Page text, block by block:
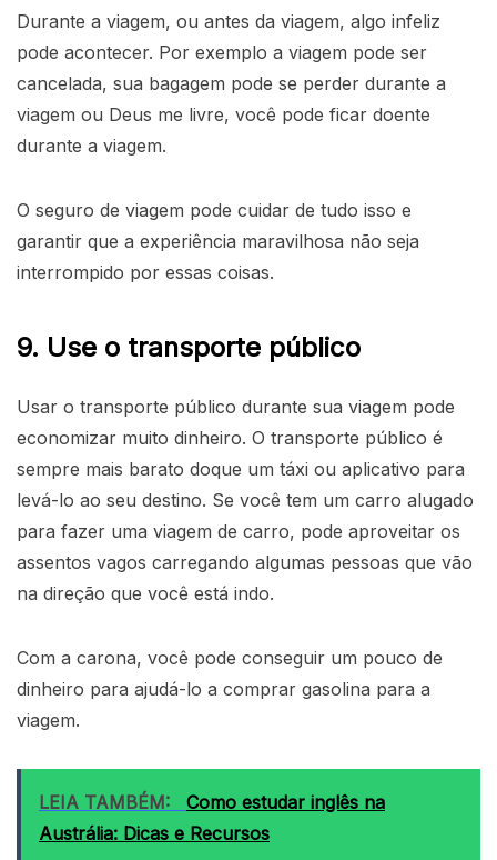
Durante a viagem, ou antes da viagem, algo infeliz
pode acontecer. Por exemplo a viagem pode ser
cancelada, sua bagagem pode se perder durante a
viagem ou Deus me livre, você pode ficar doente
durante a viagem.
O seguro de viagem pode cuidar de tudo isso e
garantir que a experiência maravilhosa não seja
interrompido por essas coisas.
9. Use o transporte público
Usar o transporte público durante sua viagem pode
economizar muito dinheiro. O transporte público é
sempre mais barato doque um táxi ou aplicativo para
levá-lo ao seu destino. Se você tem um carro alugado
para fazer uma viagem de carro, pode aproveitar os
assentos vagos carregando algumas pessoas que vão
na direção que você está indo.
Com a carona, você pode conseguir um pouco de
dinheiro para ajudá-lo a comprar gasolina para a
viagem.
LEIA TAMBÉM:
Como estudar inglês na
Austrália: Dicas e Recursos